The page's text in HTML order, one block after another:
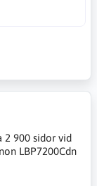
2 900 sidor vid
LBP7200Cdn